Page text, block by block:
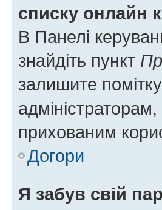
списку онлайн
В Панелі
знайдіть пункт
залишите
прихованим
Догори
Я забув свій